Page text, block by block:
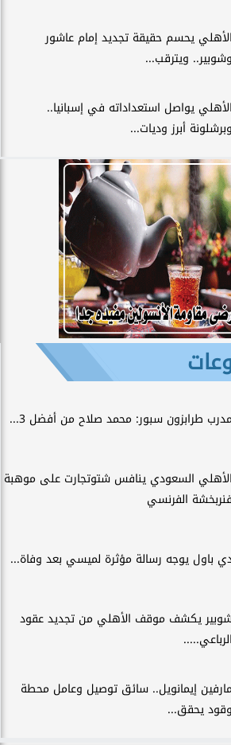
الأهلي يحسم حقيقة تجديد إمام عاشور
وشوبير.. ويترقب...
الأهلي يواصل استعداداته في إسبانيا..
وبرشلونة أبرز وديات...
طرابزون سبور: محمد صلاح من أفضل 3...
الأهلي السعودي ينافس شتوتجارت على موهبة
فنربخشة الفرنسي
باول يوجه رسالة مؤثرة لميسي بعد وفاة...
يكشف موقف الأهلي من تجديد عقود
الرباعي.....
إيمانويل.. سائق توصيل وعامل محطة
وقود يحقق...